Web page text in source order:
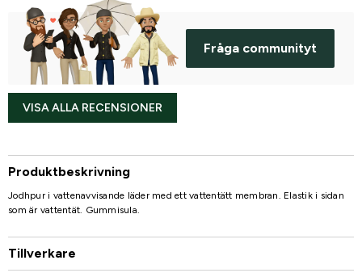
Fråga communityt
VISA ALLA RECENSIONER
Produktbeskrivning
Jodhpur i vattenavvisande läder med ett vattentätt membran. Elastik i sidan
som är vattentät. Gummisula.
Tillverkare